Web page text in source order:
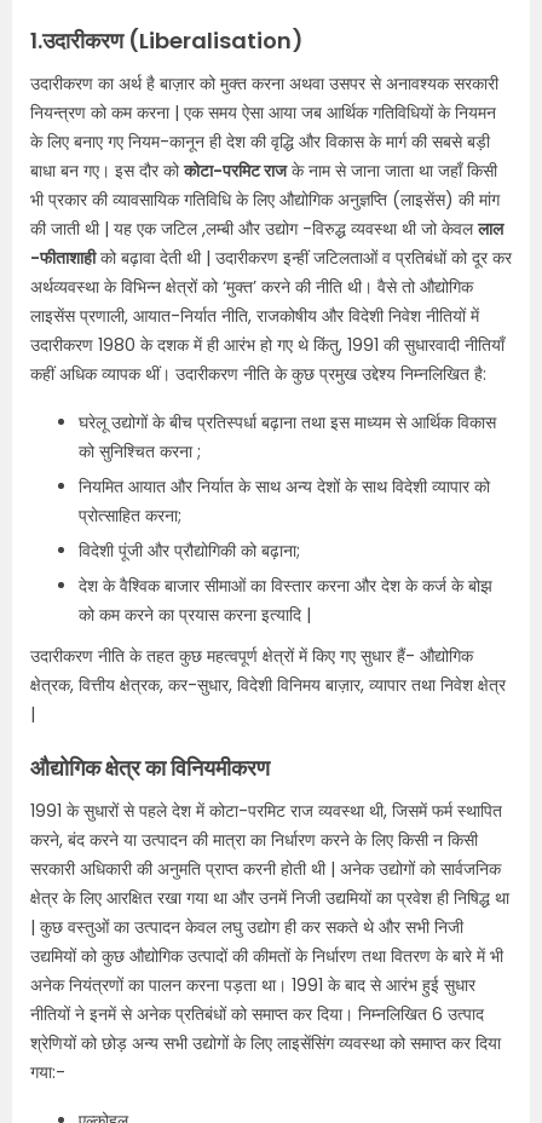
1.उदारीकरण (Liberalisation)
उदारीकरण का अर्थ है बाज़ार को मुक्त करना अथवा उसपर से अनावश्यक सरकारी
नियन्त्रण को कम करना | एक समय ऐसा आया जब आर्थिक गतिविधियों के नियमन
के लिए बनाए गए नियम-कानून ही देश की वृद्धि और विकास के मार्ग की सबसे बड़ी
बाधा बन गए। इस दौर कोकोटा-परमिट राजके नाम से जाना जाता था जहाँ किसी
भी प्रकार की व्यावसायिक गतिविधि के लिए औद्योगिक अनुज्ञप्ति (लाइसेंस) की मांग
की जाती थी | यह एक जटिल ,लम्बी और उद्योग -विरुद्ध व्यवस्था थी जो केवललाल
-फीताशाहीको बढ़ावा देती थी | उदारीकरण इन्हीं जटिलताओं व प्रतिबंधों को दूर कर
अर्थव्यवस्था के विभिन्न क्षेत्रों को ‘मुक्त’ करने की नीति थी। वैसे तो औद्योगिक
लाइसेंस प्रणाली, आयात-निर्यात नीति, राजकोषीय और विदेशी निवेश नीतियों में
उदारीकरण 1980 के दशक में ही आरंभ हो गए थे किंतु, 1991 की सुधारवादी नीतियाँ
कहीं अधिक व्यापक थीं। उदारीकरण नीति के कुछ प्रमुख उद्देश्य निम्नलिखित है:
घरेलू उद्योगों के बीच प्रतिस्पर्धा बढ़ाना तथा इस माध्यम से आर्थिक विकास
को सुनिश्चित करना ;
नियमित आयात और निर्यात के साथ अन्य देशों के साथ विदेशी व्यापार को
प्रोत्साहित करना;
विदेशी पूंजी और प्रौद्योगिकी को बढ़ाना;
देश के वैश्विक बाजार सीमाओं का विस्तार करना और देश के कर्ज के बोझ
को कम करने का प्रयास करना इत्यादि |
उदारीकरण नीति के तहत कुछ महत्वपूर्ण क्षेत्रों में किए गए सुधार हैं- औद्योगिक
क्षेत्रक, वित्तीय क्षेत्रक, कर-सुधार, विदेशी विनिमय बाज़ार, व्यापार तथा निवेश क्षेत्र
|
औद्योगिक क्षेत्र का विनियमीकरण
1991 के सुधारों से पहले देश में कोटा-परमिट राज व्यवस्था थी, जिसमें फर्म स्थापित
करने, बंद करने या उत्पादन की मात्रा का निर्धारण करने के लिए किसी न किसी
सरकारी अधिकारी की अनुमति प्राप्त करनी होती थी | अनेक उद्योगों को सार्वजनिक
क्षेत्र के लिए आरक्षित रखा गया था और उनमें निजी उद्यमियों का प्रवेश ही निषिद्ध था
| कुछ वस्तुओं का उत्पादन केवल लघु उद्योग ही कर सकते थे और सभी निजी
उद्यमियों को कुछ औद्योगिक उत्पादों की कीमतों के निर्धारण तथा वितरण के बारे में भी
अनेक नियंत्रणों का पालन करना पड़ता था। 1991 के बाद से आरंभ हुई सुधार
नीतियों ने इनमें से अनेक प्रतिबंधों को समाप्त कर दिया। निम्नलिखित 6 उत्पाद
श्रेणियों को छोड़ अन्य सभी उद्योगों के लिए लाइसेंसिंग व्यवस्था को समाप्त कर दिया
गया:-